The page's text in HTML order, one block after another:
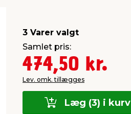
3 Varer valgt
Samlet pris:
474,50 kr.
Lev. omk. tillægges
Læg (3) i kurv